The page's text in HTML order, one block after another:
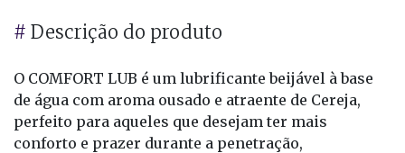
# Descrição do produto
O COMFORT LUB é um lubrificante beijável à base
de água com aroma ousado e atraente de Cereja,
perfeito para aqueles que desejam ter mais
conforto e prazer durante a penetração,